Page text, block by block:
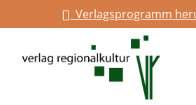
springenVerlagsprogramm